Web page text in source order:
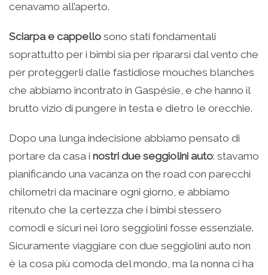
cenavamo all’aperto.
Sciarpa e cappello sono stati fondamentali
soprattutto per i bimbi sia per ripararsi dal vento che
per proteggerli dalle fastidiose mouches blanches
che abbiamo incontrato in Gaspésie, e che hanno il
brutto vizio di pungere in testa e dietro le orecchie.
Dopo una lunga indecisione abbiamo pensato di
portare da casa i nostri due seggiolini auto: stavamo
pianificando una vacanza on the road con parecchi
chilometri da macinare ogni giorno, e abbiamo
ritenuto che la certezza che i bimbi stessero
comodi e sicuri nei loro seggiolini fosse essenziale.
Sicuramente viaggiare con due seggiolini auto non
è la cosa più comoda del mondo, ma la nonna ci ha